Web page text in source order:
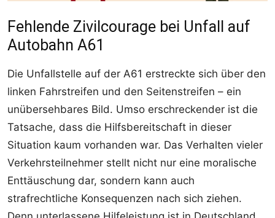
Fehlende Zivilcourage bei Unfall auf
Autobahn A61
Die Unfallstelle auf der A61 erstreckte sich über den
linken Fahrstreifen und den Seitenstreifen – ein
unübersehbares Bild. Umso erschreckender ist die
Tatsache, dass die Hilfsbereitschaft in dieser
Situation kaum vorhanden war. Das Verhalten vieler
Verkehrsteilnehmer stellt nicht nur eine moralische
Enttäuschung dar, sondern kann auch
strafrechtliche Konsequenzen nach sich ziehen.